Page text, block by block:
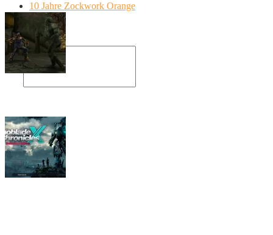
10 Jahre Zockwork Orange